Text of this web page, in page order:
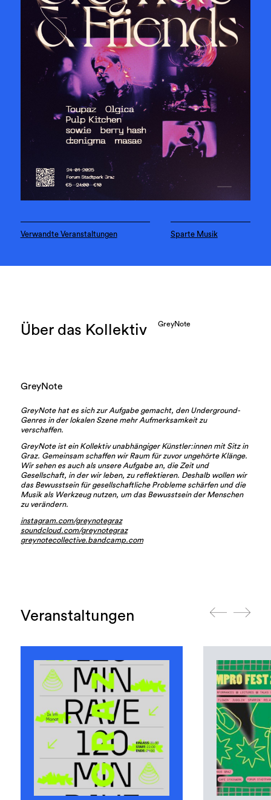
Verwandte Veranstaltungen Sparte Musik
Über das Kollektiv GreyNote
GreyNote
GreyNote hat es sich zur Aufgabe gemacht, den Underground-
Genres in der lokalen Szene mehr Aufmerksamkeit zu
verschaffen.
GreyNote ist ein Kollektiv unabhängiger Künstler:innen mit Sitz in
Graz. Gemeinsam schaffen wir Raum für zuvor ungehörte Klänge.
Wir sehen es auch als unsere Aufgabe an, die Zeit und
Gesellschaft, in der wir leben, zu reflektieren. Deshalb wollen wir
das Bewusstsein für gesellschaftliche Probleme schärfen und die
Musik als Werkzeug nutzen, um das Bewusstsein der Menschen
zu verändern.
instagram.com/greynotegraz
soundcloud.com/greynotegraz
greynotecollective.bandcamp.com
Veranstaltungen